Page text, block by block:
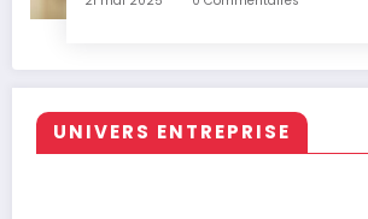
UNIVERS ENTREPRISE